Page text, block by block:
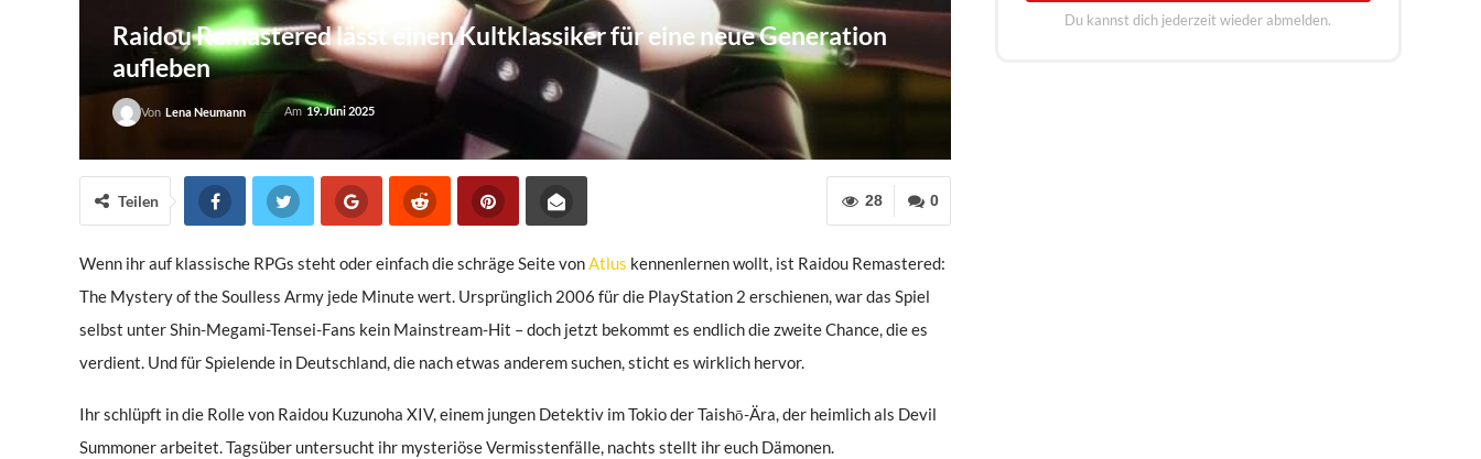
Raidou Remastered lässt einen Kultklassiker für eine neue Generation
aufleben
Von Lena Neumann Am19. Juni 2025
0
28
Teilen
Wenn ihr auf klassische RPGs steht oder einfach die schräge Seite vonAtlus kennenlernen wollt, ist Raidou Remastered:
The Mystery of the Soulless Army jede Minute wert. Ursprünglich 2006 für die PlayStation 2 erschienen, war das Spiel
selbst unter Shin-Megami-Tensei-Fans kein Mainstream-Hit – doch jetzt bekommt es endlich die zweite Chance, die es
verdient. Und für Spielende in Deutschland, die nach etwas anderem suchen, sticht es wirklich hervor.
Ihr schlüpft in die Rolle von Raidou Kuzunoha XIV, einem jungen Detektiv im Tokio der Taishō-Ära, der heimlich als Devil
Summoner arbeitet. Tagsüber untersucht ihr mysteriöse Vermisstenfälle, nachts stellt ihr euch Dämonen.
Du kannst dich jederzeit wieder abmelden.